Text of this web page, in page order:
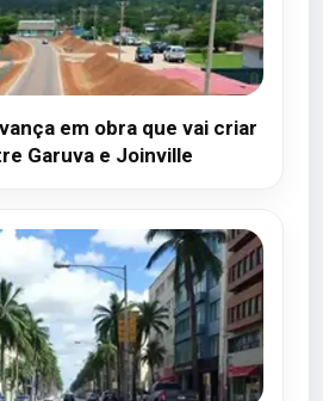
em obra que vai criar
Garuva e Joinville